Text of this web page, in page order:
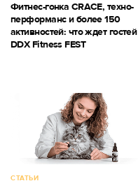
Фитнес-гонка CRACE, техно-
перформанс и более 150
активностей: что ждет гостей
DDX Fitness FEST
СТАТЬИ